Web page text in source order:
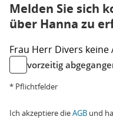
Melden Sie sich
über Hanna zu
Frau Herr Divers keine
vorzeitig
* Pflichtfelder
Ich akzeptiere dieAGB und